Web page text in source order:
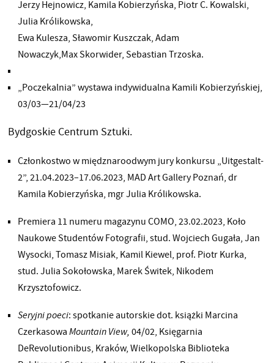
Jerzy Hejnowicz, Kamila Kobierzyńska, Piotr C. Kowalski,
Julia Królikowska,
Ewa Kulesza, Sławomir Kuszczak, Adam
Nowaczyk,Max Skorwider, Sebastian Trzoska.
„Poczekalnia” wystawa indywidualna Kamili Kobierzyńskiej,
03/03—21/04/23
Bydgoskie Centrum Sztuki.
Członkostwo w międznaroodwym jury konkursu „Uitgestalt-
2”, 21.04.2023–17.06.2023, MAD Art Gallery Poznań, dr
Kamila Kobierzyńska, mgr Julia Królikowska.
Premiera 11 numeru magazynu COMO, 23.02.2023, Koło
Naukowe Studentów Fotografii, stud. Wojciech Gugała, Jan
Wysocki, Tomasz Misiak, Kamil Kiewel, prof. Piotr Kurka,
stud. Julia Sokołowska, Marek Świtek, Nikodem
Krzysztofowicz.
Seryjni poeci: spotkanie autorskie dot. książki Marcina
CzerkasowaMountain View,04/02, Księgarnia
DeRevolutionibus, Kraków, Wielkopolska Biblioteka